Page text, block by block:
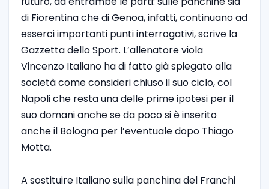
di Fiorentina che di Genoa, infatti, continuano ad
esserci importanti punti interrogativi, scrive la
Gazzetta dello Sport. L’allenatore viola
Vincenzo Italiano ha di fatto già spiegato alla
società come consideri chiuso il suo ciclo, col
Napoli che resta una delle prime ipotesi per il
suo domani anche se da poco si è inserito
anche il Bologna per l’eventuale dopo Thiago
Motta.
A sostituire Italiano sulla panchina del Franchi